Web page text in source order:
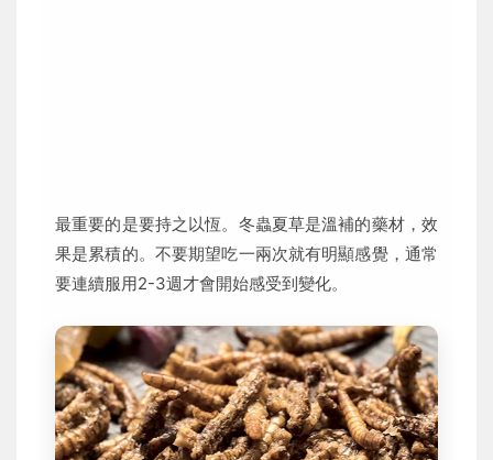
最重要的是要持之以恆。冬蟲夏草是溫補的藥材，效
果是累積的。不要期望吃一兩次就有明顯感覺，通常
要連續服用2-3週才會開始感受到變化。